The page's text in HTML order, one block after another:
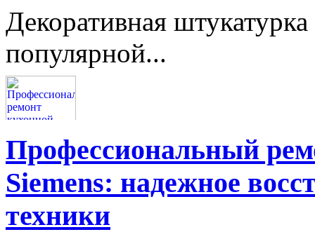
Декоративная
популярной...
Профессиональный
Siemens: надежное
техники